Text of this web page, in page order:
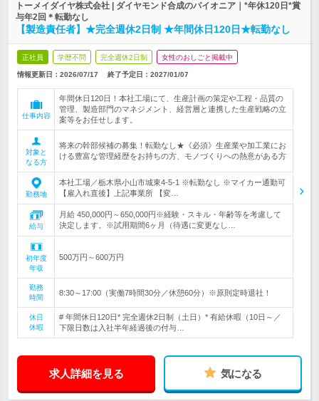
トーメイダイヤ株式会社 | ダイヤモンド合成のパイオニア｜*年休120日*賞
与年2回＊転勤なし
【製造責任者】★完全週休2日制 ★年間休日120日★転勤なし
正社員 学歴不問 完全週休2日制 女性のおしごと掲載中
情報更新日：2026/07/17 終了予定日： 2027/01/07
仕事内容
年間休日120日！本社工場にて、生産計画の策定や工程・品質の
管理、製造部門のマネジメント、経営層と連携した生産戦略の立
案等をお任せします。
対象と
なる方
将来の幹部候補の募集！転勤なし★《必須》生産業や加工業にお
ける豊富な管理経歴をお持ちの方、モノづくりへの熱意がある方
勤務地
本社工場／栃木県小山市城東4-5-1 ※転勤なし ※マイカー通勤可
【雇入れ直後】上記事業所 【変…
給与
月給 450,000円～650,000円※経験・スキル・年齢等を考慮して
決定します。※試用期間6ヶ月（待遇に変更なし…
初年度
年収
500万円～600万円
勤務
時間
8:30～17:00（実働7時間30分／休憩60分）※原則定時退社！
休日
休暇
# 年間休日120日* 完全週休2日制（土日）* 有給休暇（10日～／
下限日数は入社半年経過後の付与…
求人詳細を見る 気になる